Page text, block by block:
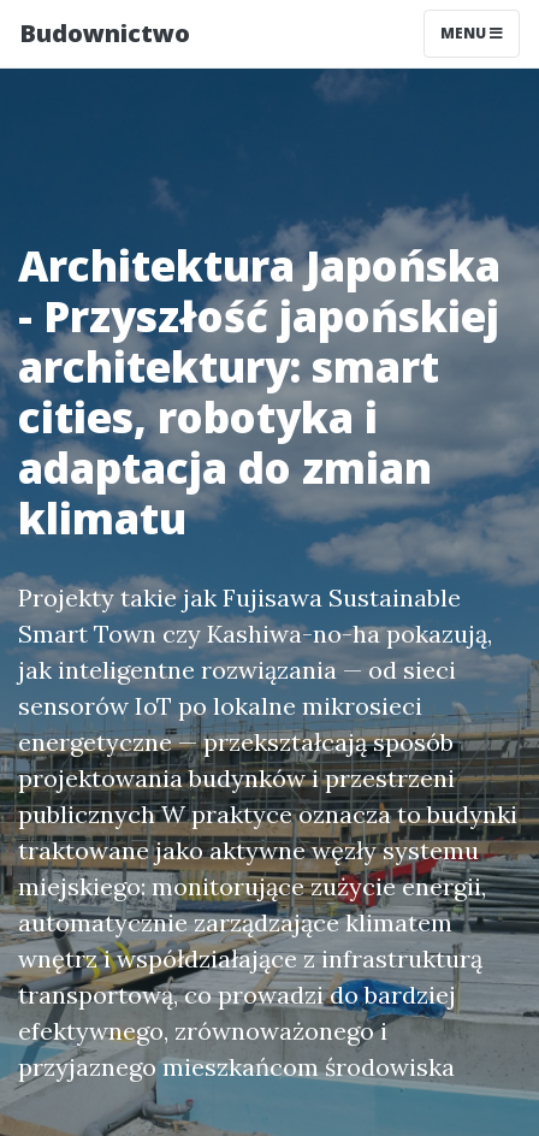
Budownictwo MENU
Architektura Japońska
- Przyszłość japońskiej
architektury: smart
cities, robotyka i
adaptacja do zmian
klimatu
Projekty takie jak Fujisawa Sustainable
Smart Town czy Kashiwa-no-ha pokazują,
jak inteligentne rozwiązania — od sieci
sensorów IoT po lokalne mikrosieci
energetyczne — przekształcają sposób
projektowania budynków i przestrzeni
publicznych W praktyce oznacza to budynki
traktowane jako aktywne węzły systemu
miejskiego: monitorujące zużycie energii,
automatycznie zarządzające klimatem
wnętrz i współdziałające z infrastrukturą
transportową, co prowadzi do bardziej
efektywnego, zrównoważonego i
przyjaznego mieszkańcom środowiska